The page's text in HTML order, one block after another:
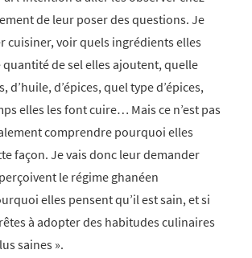
de leur poser des questions. Je
cuisiner, voir quels ingrédients elles
de sel elles ajoutent, quelle
d’huile, d’épices, quel type d’épices,
elles les font cuire… Mais ce n’est pas
comprendre pourquoi elles
façon. Je vais donc leur demander
le régime ghanéen
elles pensent qu’il est sain, et si
à adopter des habitudes culinaires
saines ».